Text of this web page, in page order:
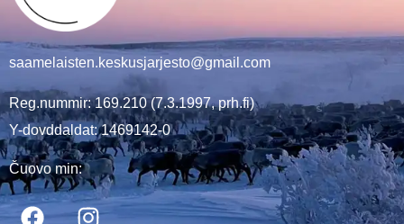
saamelaisten.keskusjarjesto@gmail.com
Reg.nummir: 169.210 (7.3.1997, prh.fi)
Y-dovddaldat: 1469142-0
Čuovo min: